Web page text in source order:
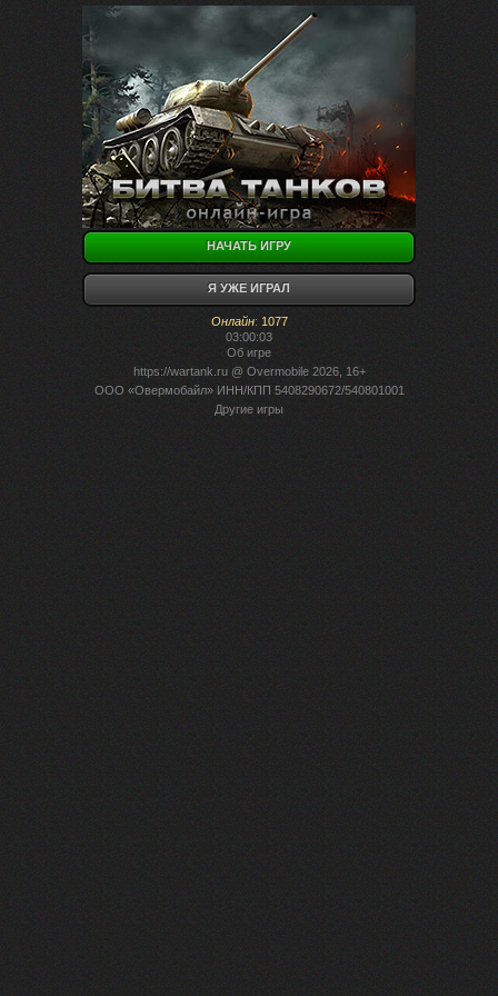
НАЧАТЬ ИГРУ
Я УЖЕ ИГРАЛ
Онлайн: 1077
03:00:03
Об игре
https://wartank.ru@ Overmobile 2026, 16+
ООО «Овермобайл» ИНН/КПП 5408290672/540801001
Другие игры